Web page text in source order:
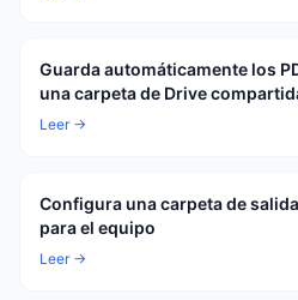
Guarda automáticamente los
una carpeta de Drive
Leer →
Configura una carpeta de
para el equipo
Leer →